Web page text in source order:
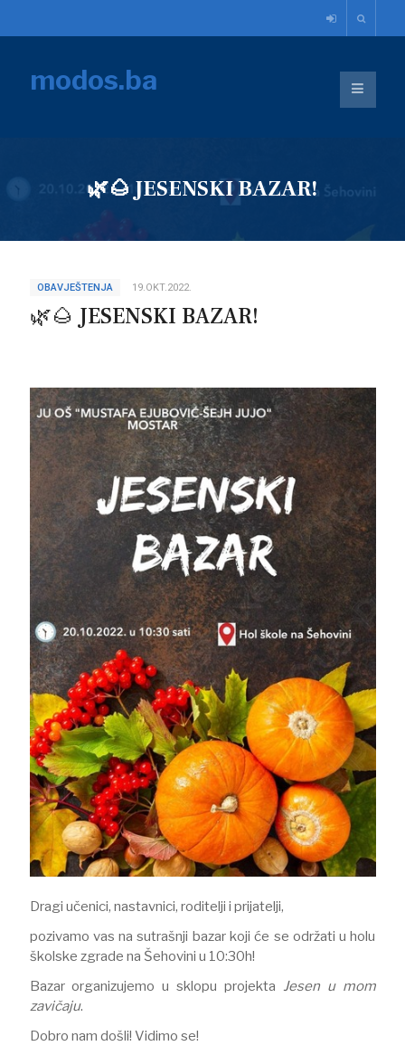
modos.ba
🌿🌰 JESENSKI BAZAR!
OBAVJEŠTENJA 19.OKT.2022.
🌿🌰 JESENSKI BAZAR!
Dragi učenici, nastavnici, roditelji i prijatelji,
pozivamo vas na sutrašnji bazar koji će se održati u holu
školske zgrade na Šehovini u 10:30h!
Bazar organizujemo u sklopu projekta Jesen u mom
zavičaju.
Dobro nam došli! Vidimo se!